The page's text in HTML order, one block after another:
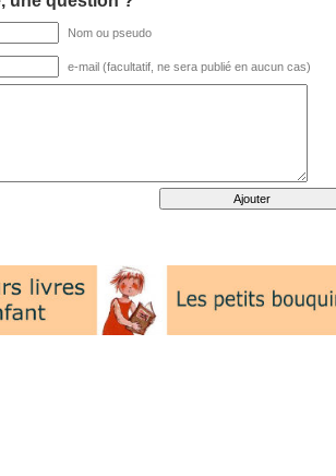
Nom ou pseudo
e-mail (facultatif, ne sera publié en aucun cas)